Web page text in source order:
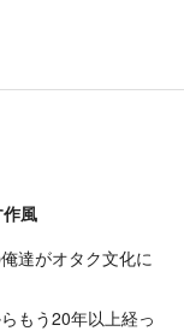
風
達がオタク文化に
もう20年以上経っ